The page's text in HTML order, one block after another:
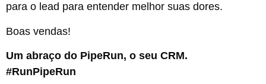
para o lead para entender melhor suas dores.
Boas vendas!
Um abraço do PipeRun, o seu CRM.
#RunPipeRun